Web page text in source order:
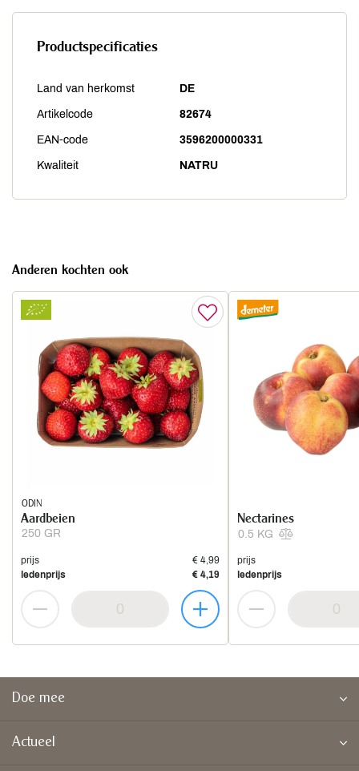
Productspecificaties
Land van herkomst DE
Artikelcode 82674
EAN-code 3596200000331
Kwaliteit NATRU
Anderen kochten ook
ODIN
250 GR
Aardbeien
prijs
€ 4,99
ledenprijs
€ 4,19
0.5 KG
Nectarines
prijs
ledenprijs
Doe mee
Actueel